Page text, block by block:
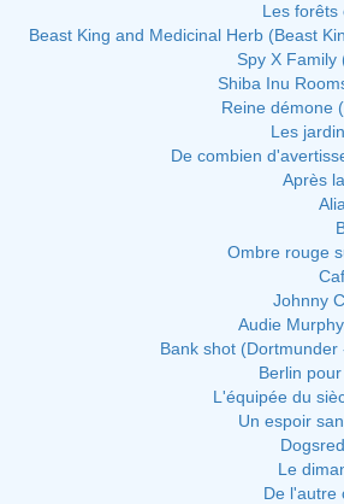
Les forêts
Beast King and Medicinal Herb (Beast
Spy X Family
Shiba Inu
Reine démone
Les
De combien
Après
Ombre rouge
Johnny
Audie
Bank shot
Berlin
L'équipée du
Un espoir
Le
De l'autre